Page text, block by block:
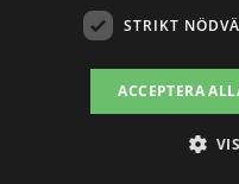
trädgård eller
har en gammal
landskapsarbete
lösningen.
STRIKT
ACCEPTERA